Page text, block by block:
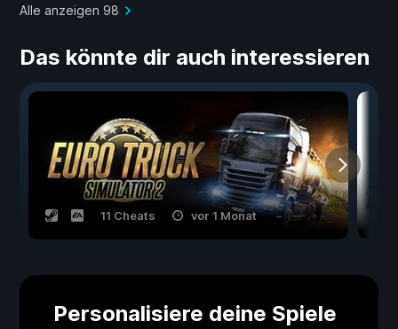
Alle anzeigen 98
Das könnte dir auch interessieren
11 Cheats vor 1 Monat
Personalisiere deine Spiele